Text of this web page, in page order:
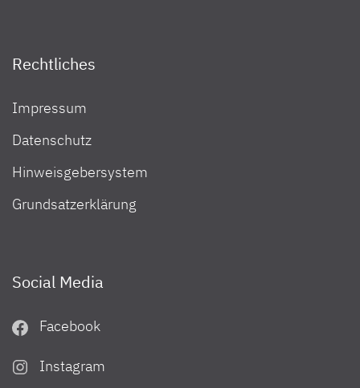
Rechtliches
Impressum
Datenschutz
Hinweisgebersystem
Grundsatzerklärung
Social Media
Facebook
Instagram